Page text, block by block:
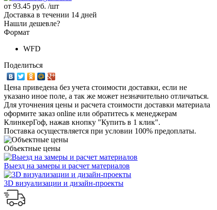
от 93.45 руб. /шт
Доставка в течении 14 дней
Нашли дешевле?
Формат
WFD
Поделиться
Цена приведена без учета стоимости доставки, если не
указано иное поле, а так же может незначительно отличаться.
Для уточнения цены и расчета стоимости доставки материала
оформите заказ online или обратитесь к менеджерам
КлинкерГоф, нажав кнопку "Купить в 1 клик".
Поставка осуществляется при условии 100% предоплаты.
Объектные цены
Выезд на замеры и расчет материалов
3D визуализации и дизайн-проекты